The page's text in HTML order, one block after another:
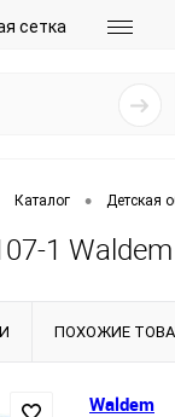
сетка
Каталог • Детская
1
ПОХОЖИЕ
Waldem